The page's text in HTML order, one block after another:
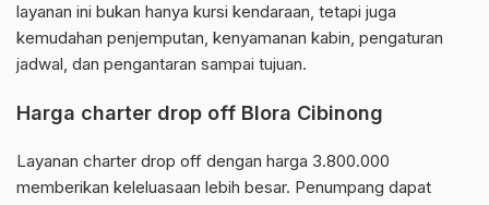
layanan ini bukan hanya kursi kendaraan, tetapi juga
kemudahan penjemputan, kenyamanan kabin, pengaturan
jadwal, dan pengantaran sampai tujuan.
Harga charter drop off Blora Cibinong
Layanan charter drop off dengan harga 3.800.000
memberikan keleluasaan lebih besar. Penumpang dapat